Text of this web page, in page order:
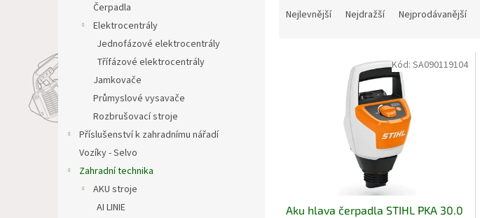
Čerpadla
Elektrocentrály
Jednofázové elektrocentrály
Třífázové elektrocentrály
Jamkovače
Průmyslové vysavače
Rozbrušovací stroje
Příslušenství k zahradnímu nářadí
Vozíky - Selvo
Zahradní technika
AKU stroje
AI LINIE
Nejlevnější Nejdražší Nejprodávanější
Aku hlava čerpadla STIHL PKA 30.0
Kód: SA090119104